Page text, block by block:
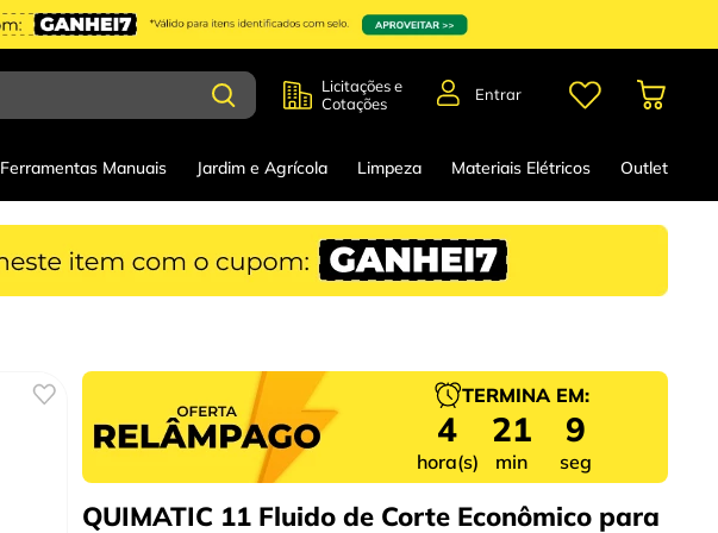
Licitações e
Cotações
Entrar
Ferramentas Manuais Jardim e Agrícola Limpeza Materiais Elétricos Outlet
TERMINA EM:
4
hora(s)
21
min
8
seg
QUIMATIC 11 Fluido de Corte Econômico para